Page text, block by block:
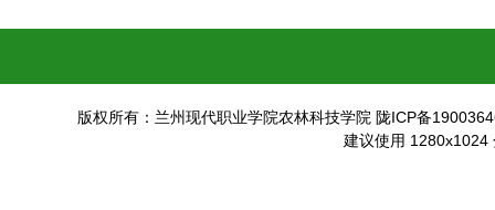
版权所有：兰州现代职业学院农林科技学院 陇ICP备
建议使用